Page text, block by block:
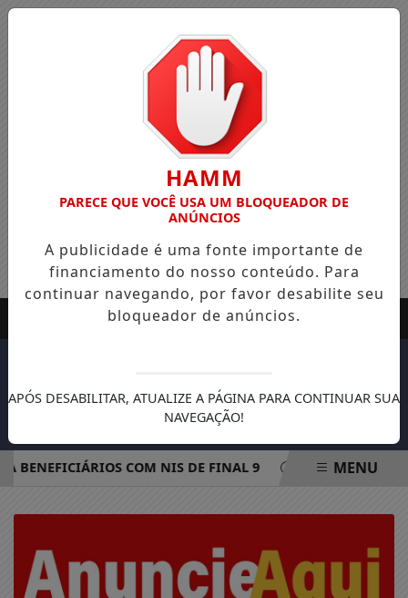
BENEFICIÁRIOS COM NIS DE FINAL 9 REDE ELÉTRICA
MENU
HAMM
PARECE QUE VOCÊ USA UM BLOQUEADOR DE
ANÚNCIOS
A publicidade é uma fonte importante de
financiamento do nosso conteúdo. Para
continuar navegando, por favor desabilite seu
bloqueador de anúncios.
APÓS DESABILITAR, ATUALIZE A PÁGINA PARA CONTINUAR SUA
NAVEGAÇÃO!